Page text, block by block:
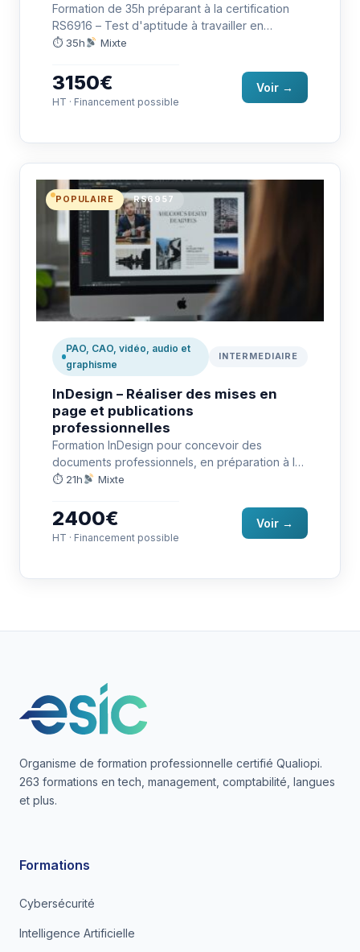
Formation de 35h préparant à la certification
RS6916 – Test d'aptitude à travailler en
français langue étrangère (LILATE)…
⏱ 35h Mixte
3150€
HT · Financement possible
Voir →
POPULAIRE RS6957
PAO, CAO, vidéo, audio et
graphisme
INTERMEDIAIRE
InDesign – Réaliser des mises en
page et publications
professionnelles
Formation InDesign pour concevoir des
documents professionnels, en préparation à la
certification TOSA RS6957.
⏱ 21h Mixte
2400€
HT · Financement possible
Voir →
Organisme de formation professionnelle certifié Qualiopi.
263 formations en tech, management, comptabilité, langues
et plus.
Formations
Cybersécurité
Intelligence Artificielle